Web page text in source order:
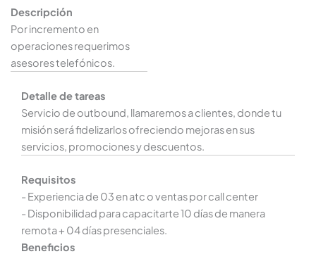
Descripción
Por incremento en
operaciones requerimos
asesores telefónicos.
Detalle de tareas
Servicio de outbound, llamaremos a clientes, donde tu
misión será fidelizarlos ofreciendo mejoras en sus
servicios, promociones y descuentos.
Requisitos
- Experiencia de 03 en atc o ventas por call center
- Disponibilidad para capacitarte 10 días de manera
remota + 04 días presenciales.
Beneficios